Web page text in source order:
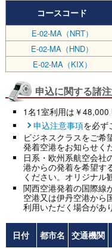
コースコード
E-02-MA（NRT）
E-02-MA（HND）
E-02-MA（KIX）
申込に関する諸
1名1室利用は￥48,000
申込注意事項を必ず
ビジネスクラスをご希
発着空港をお知らせく
日系・欧州系航空会社
港からの発着を希望す
ください。オリジナル
関西空港発着の国際線
空港又は伊丹空港から
利用いただく場合があ
日付 都市名 交通機関